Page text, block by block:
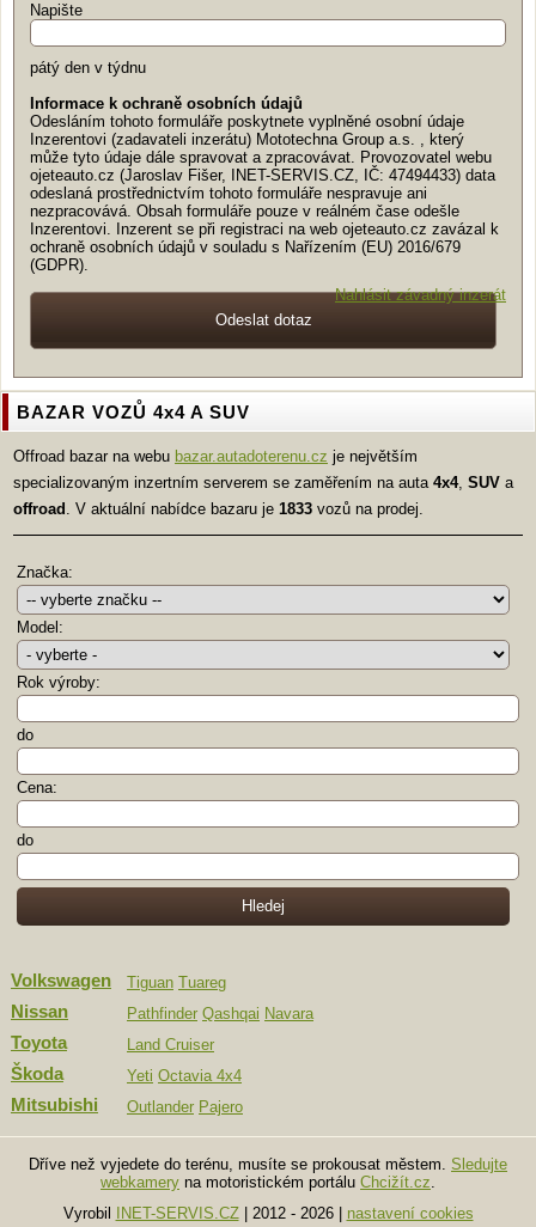
Napište
pátý den v týdnu
Informace k ochraně osobních údajů
Odesláním tohoto formuláře poskytnete vyplněné osobní údaje
Inzerentovi (zadavateli inzerátu) Mototechna Group a.s. , který
může tyto údaje dále spravovat a zpracovávat. Provozovatel webu
ojeteauto.cz (Jaroslav Fišer, INET-SERVIS.CZ, IČ: 47494433) data
odeslaná prostřednictvím tohoto formuláře nespravuje ani
nezpracovává. Obsah formuláře pouze v reálném čase odešle
Inzerentovi. Inzerent se při registraci na web ojeteauto.cz zavázal k
ochraně osobních údajů v souladu s Nařízením (EU) 2016/679
(GDPR).
Nahlásit závadný inzerát
BAZAR VOZŮ 4x4 A SUV
Offroad bazar na webu bazar.autadoterenu.cz je největším
specializovaným inzertním serverem se zaměřením na auta 4x4, SUV a
offroad . V aktuální nabídce bazaru je 1833 vozů na prodej.
Značka:
Model:
Rok výroby:
do
Cena:
do
Volkswagen Tiguan Tuareg
Nissan Pathfinder Qashqai Navara
Toyota Land Cruiser
Škoda Yeti Octavia 4x4
Mitsubishi Outlander Pajero
Dříve než vyjedete do terénu, musíte se prokousat městem. Sledujte
webkamery na motoristickém portálu Chcižít.cz.
Vyrobil
INET-SERVIS.CZ| 2012 - 2026| nastavení cookies